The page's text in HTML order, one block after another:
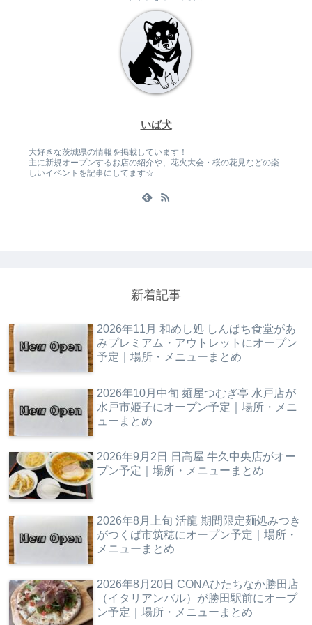
いば犬
大好きな茨城県の情報を掲載しています！
主に新規オープンするお店の紹介や、花火大会・桜の花見などの楽
しいイベントを記事にしてます☆
新着記事
2026年11月 和めし処 しんぱち食堂があ
みプレミアム・アウトレットにオープン
予定｜場所・メニューまとめ
2026年10月中旬 麺屋つむぎ亭 水戸店が
水戸市姫子にオープン予定｜場所・メニ
ューまとめ
2026年9月2日 日高屋 牛久中央店がオー
プン予定｜場所・メニューまとめ
2026年8月上旬 活龍 期間限定麺処みつき
がつくば市筑穂にオープン予定｜場所・
メニューまとめ
2026年8月20日 CONAひたちなか勝田店
（イタリアンバル）が勝田駅前にオープ
ン予定｜場所・メニューまとめ